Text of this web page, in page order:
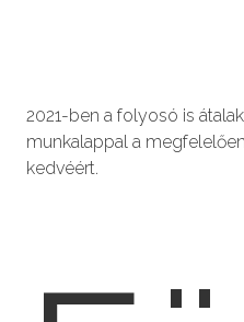
2021-ben a folyosó is
munkalappal a
kedvéért.